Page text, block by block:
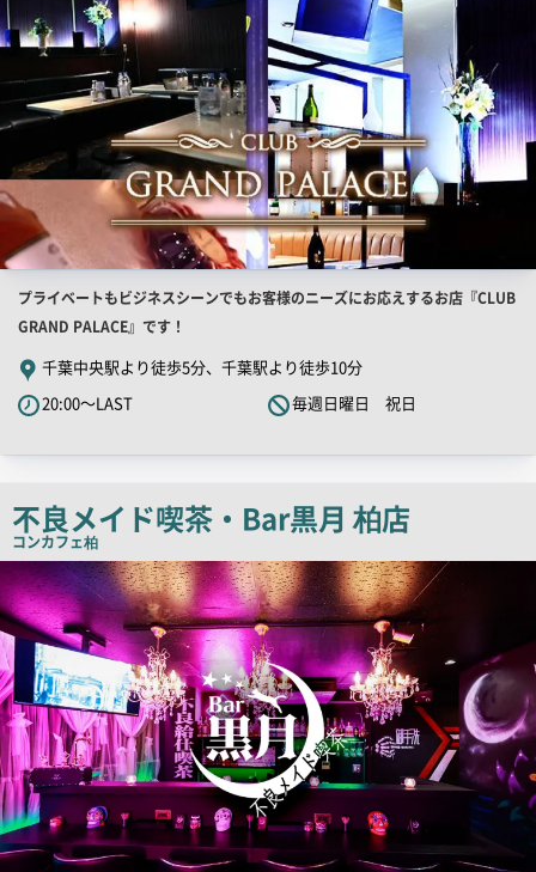
店
舗
PR
キ
ャ
ピ
ー
プライベートもビジネスシーンでもお客様のニーズにお応えするお店『CLUB
GRAND PALACE』です！
千葉中央駅より徒歩5分、千葉駅より徒歩10分
20:00～LAST
毎週日曜日 祝日
不良メイド喫茶・Bar黒月 柏店
コンカフェ柏
検
索
結
果
一
覧
用
画
像